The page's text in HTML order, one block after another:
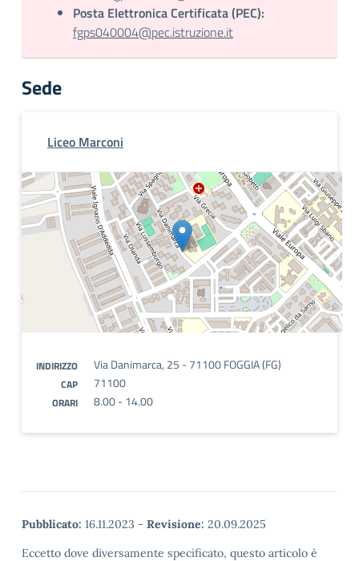
Posta Elettronica Certificata (PEC):
fgps040004@pec.istruzione.it
Sede
Liceo Marconi
INDIRIZZO Via Danimarca, 25 - 71100 FOGGIA (FG)
CAP 71100
ORARI 8.00 - 14.00
Pubblicato: 16.11.2023 - Revisione: 20.09.2025
Eccetto dove diversamente specificato, questo articolo è